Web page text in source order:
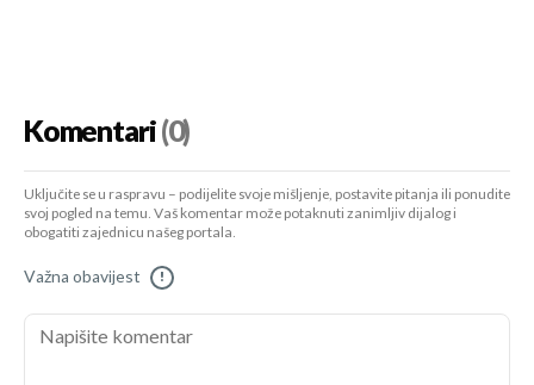
Komentari(0)
Uključite se u raspravu – podijelite svoje mišljenje, postavite pitanja ili ponudite
svoj pogled na temu. Vaš komentar može potaknuti zanimljiv dijalog i
obogatiti zajednicu našeg portala.
Važna obavijest !